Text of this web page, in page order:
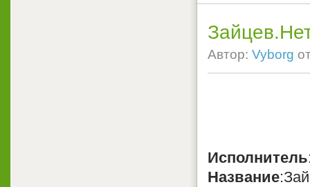
Автор: Vyborg
Исполнитель
Название